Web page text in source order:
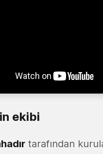
ekibi
tarafından